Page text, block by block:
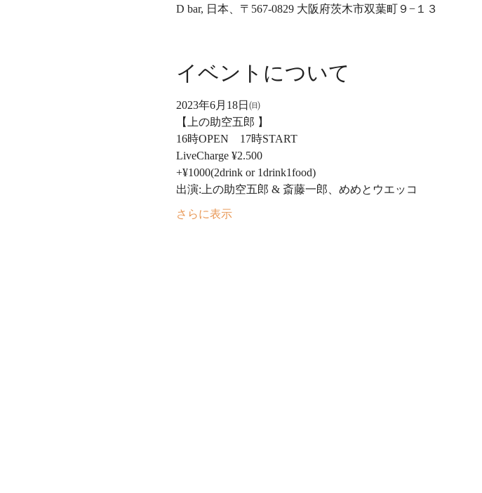
D bar, 日本、〒567-0829 大阪府茨木市双葉町９−１３
イベントについて
2023年6月18日㈰
【上の助空五郎 】
16時OPEN　17時START
LiveCharge ¥2.500
+¥1000(2drink or 1drink1food)
出演:上の助空五郎 & 斎藤一郎、めめとウエッコ
さらに表示